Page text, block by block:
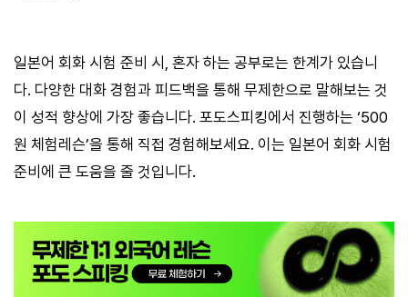
일본어 회화 시험 준비 시, 혼자 하는 공부로는 한계가 있습니
다. 다양한 대화 경험과 피드백을 통해 무제한으로 말해보는 것
이 성적 향상에 가장 좋습니다. 포도스피킹에서 진행하는 ‘500
원 체험레슨’을 통해 직접 경험해보세요. 이는 일본어 회화 시험
준비에 큰 도움을 줄 것입니다.